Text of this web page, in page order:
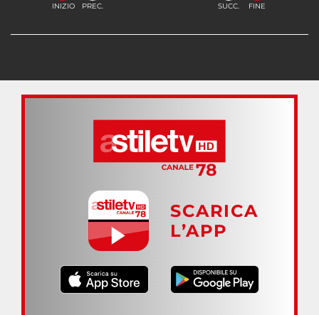
INIZIO PREC. SUCC. FINE
SCARICA
L’APP